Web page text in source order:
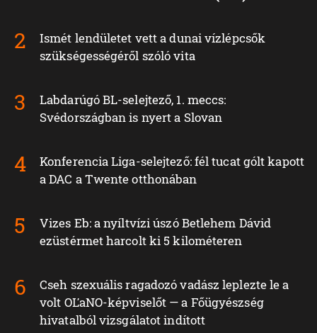
Ismét lendületet vett a dunai vízlépcsők
szükségességéről szóló vita
Labdarúgó BL-selejtező, 1. meccs:
Svédországban is nyert a Slovan
Konferencia Liga-selejtező: fél tucat gólt kapott
a DAC a Twente otthonában
Vizes Eb: a nyíltvízi úszó Betlehem Dávid
ezüstérmet harcolt ki 5 kilométeren
Cseh szexuális ragadozó vadász leplezte le a
volt OĽaNO-képviselőt — a Főügyészség
hivatalból vizsgálatot indított